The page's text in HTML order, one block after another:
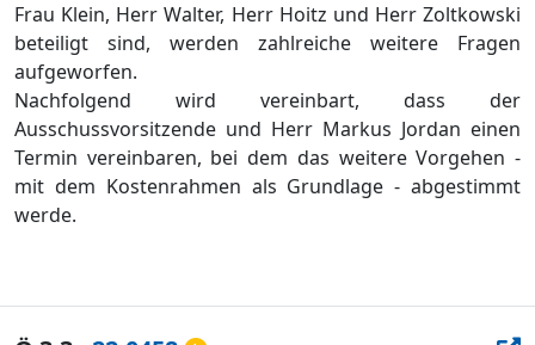
Frau Klein, Herr Walter, Herr Hoitz und Herr Zoltkowski
beteiligt sind, werden zahlreiche weitere Fragen
aufgeworfen.
Nachfolgend wird vereinbart, dass der
Ausschussvorsitzende und Herr Markus Jordan einen
Termin vereinbaren, bei dem das weitere Vorgehen -
mit dem Kostenrahmen als Grundlage - abgestimmt
werde.